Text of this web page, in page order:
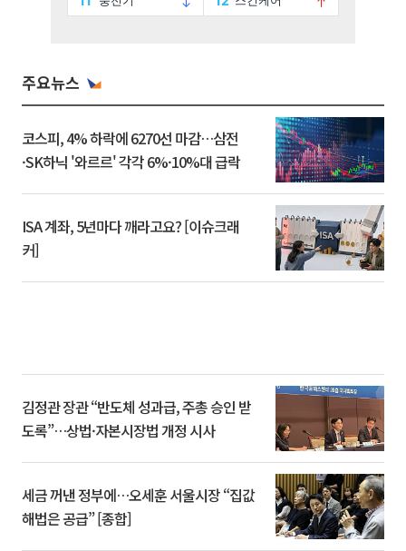
주요뉴스
코스피, 4% 하락에 6270선 마감…삼전
·SK하닉 '와르르' 각각 6%·10%대 급락
ISA 계좌, 5년마다 깨라고요? [이슈크래
커]
김정관 장관 “반도체 성과급, 주총 승인 받
도록”…상법·자본시장법 개정 시사
세금 꺼낸 정부에…오세훈 서울시장 “집값
해법은 공급” [종합]